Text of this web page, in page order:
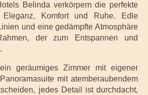
Belinda verkörpern die perfekte
Eleganz, Komfort und Ruhe. Edle
und eine gedämpfte Atmosphäre
der zum Entspannen und
geräumiges Zimmer mit eigener
mit atemberaubendem
jedes Detail ist durchdacht,